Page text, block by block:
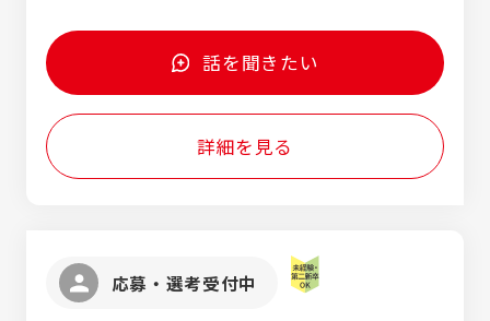
が対応。技術と提案に集中できます。 ■入社
後の流れ まずは取扱商品・既存顧客・社内体
制を把握していただきます。営業同行・デモ
のサポートを通じて業務の流れを掴みなが
ら、独自ルートの開拓へシフトしていきま
アの経験が、 営業の最強の武器になります。
くのではなく、あなたが積み上げてきたエン
年3回の賞与もあり】 ■昇給年1回（4
月）・・・毎年必ず昇給！ ■賞与年2回+決算
ブ（年2回） ■時間外手当（全額支給） ■役職手
当/職能手当 ■家族手当/報奨金
話を聞きたい
詳細を見る
応募・選考受付中